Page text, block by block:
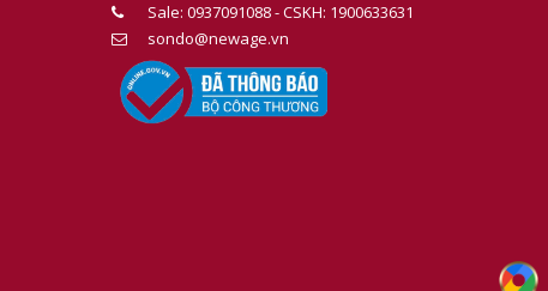
Sale: 0937091088 - CSKH: 1900633631
sondo@newage.vn